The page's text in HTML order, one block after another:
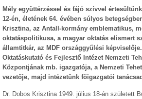
Mély együttérzéssel és fájó szívvel
12-én, életének 64. évében súlyos
Krisztina, az Antall-kormány emblematikus,
oktatáspolitikusa, a magyar oktatás elismert
államtitkár, az MDF országgyűlési
Oktatáskutató és Fejlesztő Intézet Nemzeti
Központjának mb. igazgatója, a Nemzeti
vezetője, majd intézetünk főigazgatói
Dr. Dobos Krisztina 1949. július 18-án született